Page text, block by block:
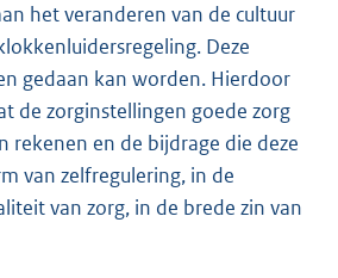
het veranderen van de cultuur
Deze
gedaan kan worden. Hierdoor
de zorginstellingen goede zorg
rekenen en de bijdrage die deze
van zelfregulering, in de
van zorg, in de brede zin van